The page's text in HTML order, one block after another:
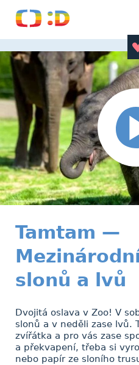
Tamtam —
slonů a lvů
Dvojitá oslava v Zoo! V
slonů a v neděli zase lvů.
zvířátka a pro vás zase
a překvapení, třeba si
nebo papír ze sloního